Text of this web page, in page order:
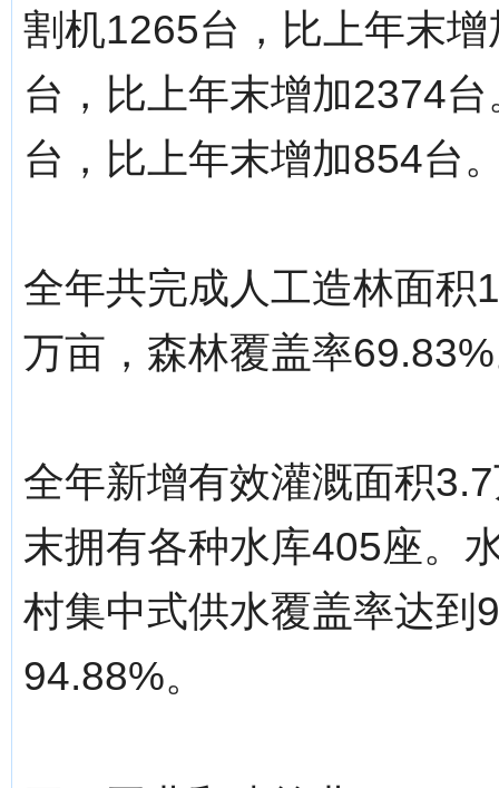
割机1265台，比上年末
台，比上年末增加2374
台，比上年末增加854台
全年共完成人工造林面积
万亩，森林覆盖率
全年新增有效灌溉面积
末拥有各种水库405座。
村集中式供水覆盖率达到
94.88%。